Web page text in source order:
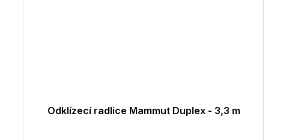
Odklízecí radlice Mammut Duplex - 3,3 m